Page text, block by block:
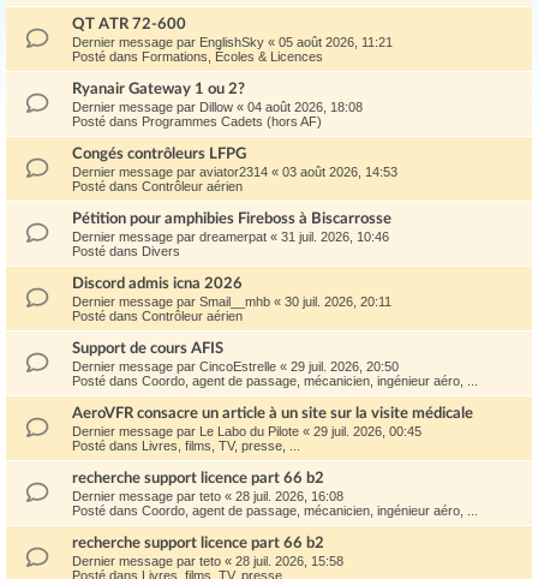
QT ATR 72-600
Dernier message par EnglishSky « 05 août 2026, 11:21
Posté dans Formations, Écoles & Licences
Ryanair Gateway 1 ou 2?
Dernier message par Dillow « 04 août 2026, 18:08
Posté dans Programmes Cadets (hors AF)
Congés contrôleurs LFPG
Dernier message par aviator2314 « 03 août 2026, 14:53
Posté dans Contrôleur aérien
Pétition pour amphibies Fireboss à Biscarrosse
Dernier message par dreamerpat « 31 juil. 2026, 10:46
Posté dans Divers
Discord admis icna 2026
Dernier message par Smail__mhb « 30 juil. 2026, 20:11
Posté dans Contrôleur aérien
Support de cours AFIS
Dernier message par CincoEstrelle « 29 juil. 2026, 20:50
Posté dans Coordo, agent de passage, mécanicien, ingénieur aéro, ...
AeroVFR consacre un article à un site sur la visite médicale
Dernier message par Le Labo du Pilote « 29 juil. 2026, 00:45
Posté dans Livres, films, TV, presse, ...
recherche support licence part 66 b2
Dernier message par teto « 28 juil. 2026, 16:08
Posté dans Coordo, agent de passage, mécanicien, ingénieur aéro, ...
recherche support licence part 66 b2
Dernier message par teto « 28 juil. 2026, 15:58
Posté dans Livres, films, TV, presse, ...